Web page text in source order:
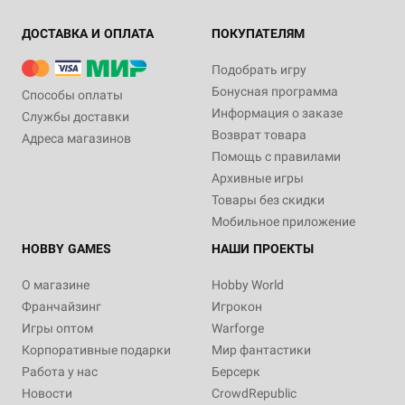
ДОСТАВКА И ОПЛАТА
Способы оплаты
Службы доставки
Адреса магазинов
ПОКУПАТЕЛЯМ
Подобрать игру
Бонусная программа
Информация о заказе
Возврат товара
Помощь с правилами
Архивные игры
Товары без скидки
Мобильное приложение
HOBBY GAMES
О магазине
Франчайзинг
Игры оптом
Корпоративные подарки
Работа у нас
Новости
НАШИ ПРОЕКТЫ
Hobby World
Игрокон
Warforge
Мир фантастики
Берсерк
CrowdRepublic